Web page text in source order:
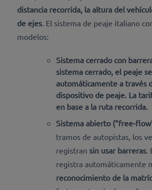
distancia recorrida, la altura del
de ejes . El sistema de peaje italiano
modelos:
Sistema cerrado con
sistema cerrado, el peaje
automáticamente a través
dispositivo de peaje. La
en base a la ruta recorrida.
Sistema abierto (“free-
tramos de autopistas, los
registran sin usar barreras
registra automáticamente
reconocimiento de la